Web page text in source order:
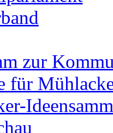
zur
für